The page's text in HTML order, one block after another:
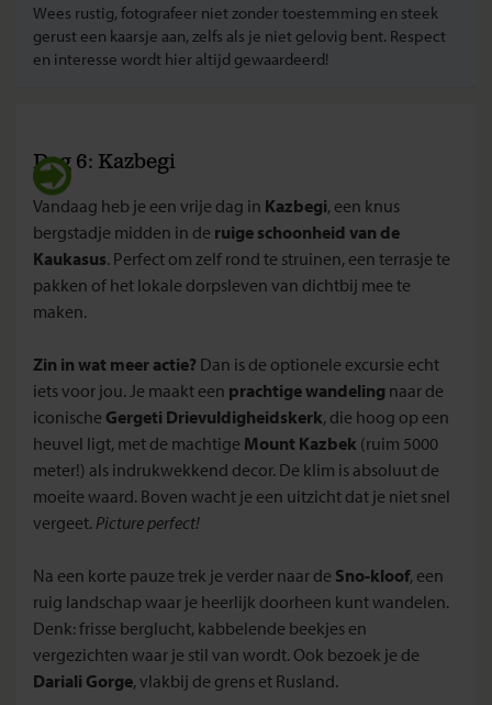
Wees rustig, fotografeer niet zonder toestemming en steek
gerust een kaarsje aan, zelfs als je niet gelovig bent. Respect
en interesse wordt hier altijd gewaardeerd!
Dag 6: Kazbegi
Vandaag heb je een vrije dag in Kazbegi, een knus
bergstadje midden in de ruige schoonheid van de
Kaukasus. Perfect om zelf rond te struinen, een terrasje te
pakken of het lokale dorpsleven van dichtbij mee te
maken.
Zin in wat meer actie? Dan is de optionele excursie echt
iets voor jou. Je maakt een prachtige wandeling naar de
iconische Gergeti Drievuldigheidskerk, die hoog op een
heuvel ligt, met de machtige Mount Kazbek (ruim 5000
meter!) als indrukwekkend decor. De klim is absoluut de
moeite waard. Boven wacht je een uitzicht dat je niet snel
vergeet. Picture perfect!
Na een korte pauze trek je verder naar de Sno-kloof, een
ruig landschap waar je heerlijk doorheen kunt wandelen.
Denk: frisse berglucht, kabbelende beekjes en
vergezichten waar je stil van wordt. Ook bezoek je de
Dariali Gorge, vlakbij de grens et Rusland.